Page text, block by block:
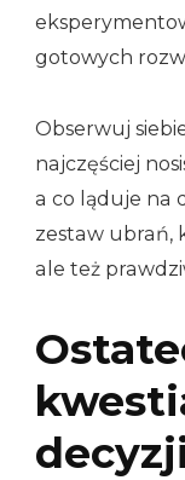
gotowych
Obserwuj
najczęściej
a co ląduje na
zestaw ubrań,
ale też